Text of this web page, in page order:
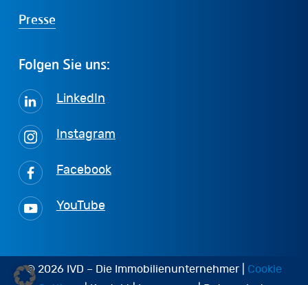
Presse
Folgen Sie uns:
LinkedIn
Instagram
Facebook
YouTube
© 2026 IVD – Die Immobilienunternehmer | Cookie